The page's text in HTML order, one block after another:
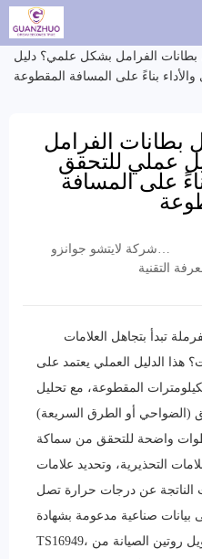
بطانات الفرامل بشكل علمي؟ دليل
بناءً على المسافة المقطوعة
بطانات الفرامل
عملي للتحقق
على المسافة
شركة لايتشو جوانزو
التجارية المحدودةالتقنية
الفرملة تبدأ بتجاهل العلامات
هذا الدليل العملي يعتمد على
المقطوعة، مع تحليل
(الضواحي أو الطرق السريعة)
واضحة للتحقق من سماكة
التحذيرية، وتحديد علامات
الناتجة عن درجات حرارة تصل
إلى بيانات صناعية مدعومة بشهادة
TS16949، يساعدك هذا المقال على تحويل روتين الصيانة من